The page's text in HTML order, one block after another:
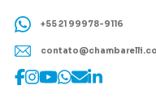
+55 21 99978-9116